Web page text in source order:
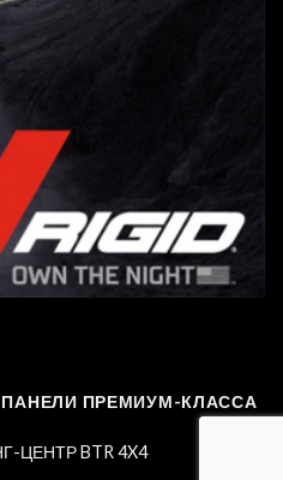
ПРЕМИУМ-КЛАССА
ЦЕНТР BTR 4X4